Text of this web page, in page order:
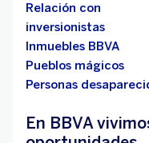
Relación con
inversionistas
Inmuebles BBVA
Pueblos mágicos
Personas
En BBVA